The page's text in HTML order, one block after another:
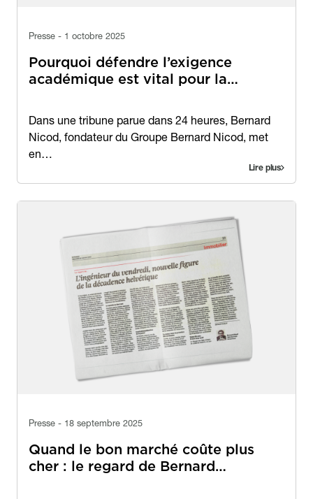
Presse - 1 octobre 2025
Pourquoi défendre l’exigence
académique est vital pour la…
Contenu
Dans une tribune parue dans 24 heures, Bernard
Nicod, fondateur du Groupe Bernard Nicod, met
en…
Lire plus
Presse - 18 septembre 2025
Quand le bon marché coûte plus
cher : le regard de Bernard…